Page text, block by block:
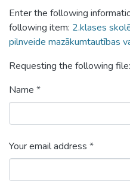
Enter the following
following item: 2.klases
pilnveide mazākumtautības
Requesting the following
Name *
Your email address *